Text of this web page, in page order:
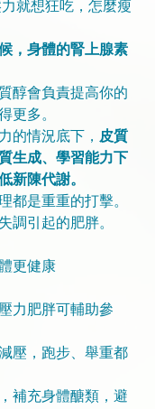
，身體的腎上腺素
醇會負責提高你的
更多。
的情況底下， 皮質
生成、學習能力下
新陳代謝。
都是重重的打擊。
調引起的肥胖。
更健康
力肥胖可輔助參
壓，跑步、舉重都
補充身體醣類，避